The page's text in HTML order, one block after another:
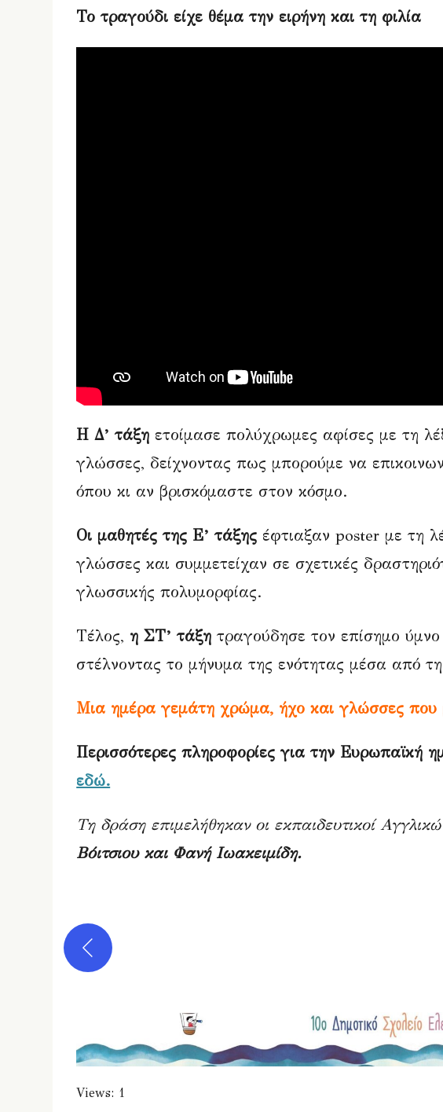
Το τραγούδι είχε θέμα την ειρήνη και τη φιλία
Η Δ’ τάξη ετοίμασε πολύχρωμες αφίσες με τη
γλώσσες, δείχνοντας πως μπορούμε να
όπου κι αν βρισκόμαστε στον κόσμο.
Οι μαθητές της Ε’ τάξης έφτιαξαν poster με τη
γλώσσες και συμμετείχαν σε σχετικές
γλωσσικής πολυμορφίας.
Τέλος, η ΣΤ’ τάξη τραγούδησε τον επίσημο
στέλνοντας το μήνυμα της ενότητας μέσα από
Μια ημέρα γεμάτη χρώμα, ήχο και γλώσσες που
Περισσότερες πληροφορίες για την Ευρωπαϊκή
εδώ.
Τη δράση επιμελήθηκαν οι εκπαιδευτικοί
Βόιτσιου και Φανή Ιωακειμίδη.
Views: 1